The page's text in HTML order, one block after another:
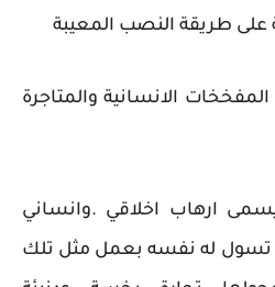
طريقة النصب المعيبة
الانسانية والمتاجرة
ارهاب اخلاقي .وانساني
له نفسه بعمل مثل تلك